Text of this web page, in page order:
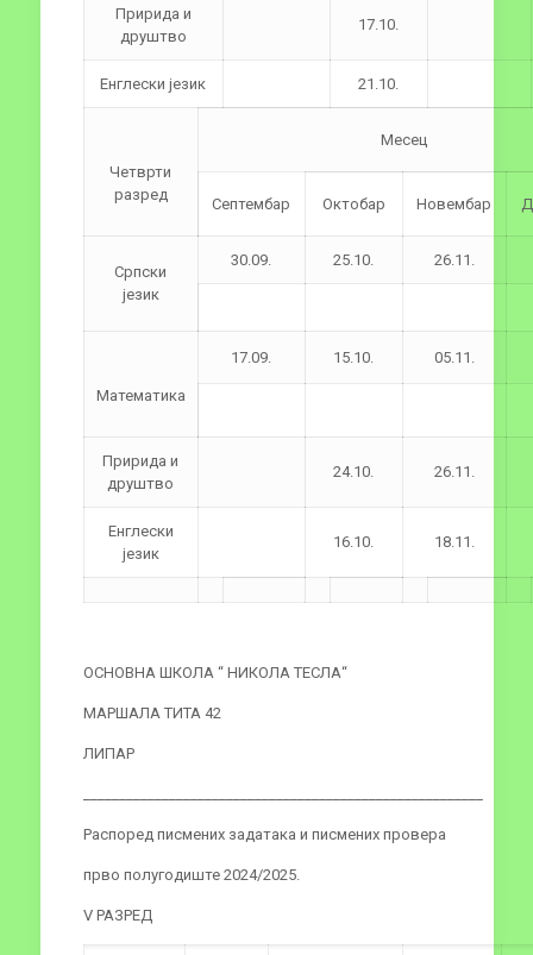
Пририда и
друштво
17.10.
Енглески језик 21.10.
Четврти
разред
Месец
Септембар Октобар Новембар
Српски
језик
30.09. 25.10. 26.11.
Математика
17.09. 15.10. 05.11.
Пририда и
друштво
24.10. 26.11.
Енглески
језик
16.10. 18.11.
ОСНОВНА ШКОЛА “ НИКОЛА ТЕСЛА“
МАРШАЛА ТИТА 42
ЛИПАР
Распоред писмених задатака и писмених провера
прво полугодиште 2024/2025.
V РАЗРЕД